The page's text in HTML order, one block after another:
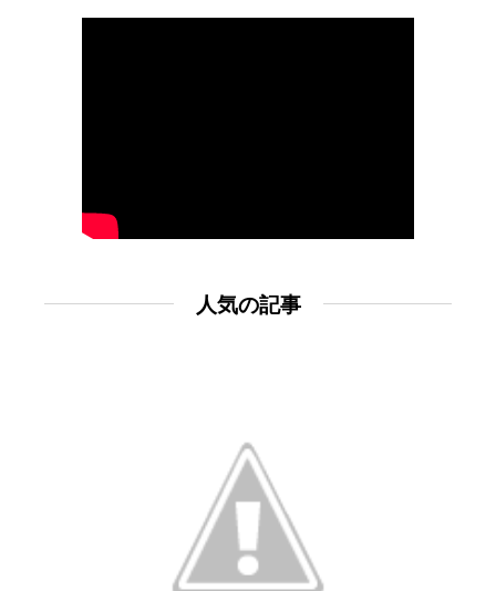
人気の記事